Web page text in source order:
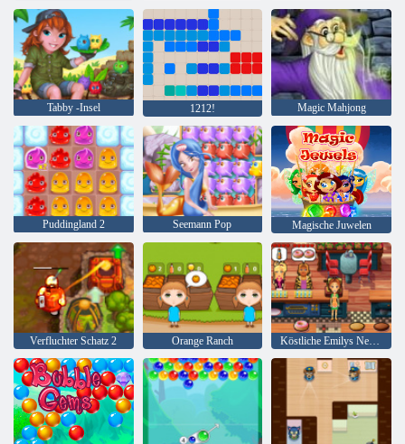
Tabby -Insel 1212! Magic Mahjong
Puddingland 2 Seemann Pop Magische Juwelen
Verfluchter Schatz 2 Orange Ranch